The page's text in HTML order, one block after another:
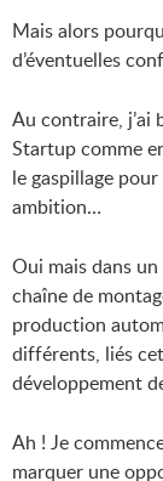
Mais alors
d’éventuelles
Au contraire, j’ai
Startup comme
le gaspillage
ambition…
Oui mais dans un
chaîne de
production
différents, liés
développement
Ah ! Je
marquer une